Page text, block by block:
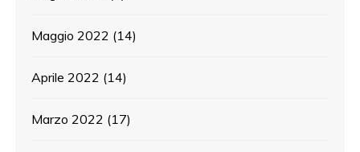
Maggio 2022 (14)
Aprile 2022 (14)
Marzo 2022 (17)